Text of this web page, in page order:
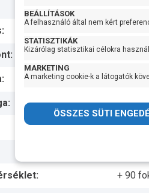
1/2 coll
38
AISI
+ 90
BEÁLLÍTÁSOK
A felhasználó által nem kért
STATISZTIKÁK
Kizárólag statisztikai célokra
MARKETING
A marketing cookie-k a látogatók